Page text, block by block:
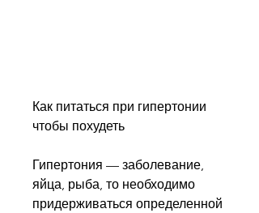
Как питаться при гипертонии
чтобы похудеть
Гипертония — заболевание,
яйца, рыба, то необходимо
придерживаться определенной